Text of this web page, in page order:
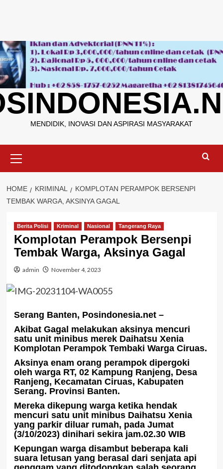
to
content
MENDIDIK, INOVASI DAN ASPIRASI MASYARAKAT
Menu
HOME KRIMINAL
KOMPLOTAN PERAMPOK BERSENPI
TEMBAK WARGA, AKSINYA GAGAL
Berita Polisi Kriminal Nasional Tangerang Raya
Komplotan Perampok Bersenpi
Tembak Warga, Aksinya Gagal
admin November 4, 2023
Serang Banten, Posindonesia.net –
Akibat Gagal melakukan aksinya mencuri
satu unit minibus merek Daihatsu Xenia
Komplotan Perampok Tembaki Warga Ciruas.
Aksinya enam orang perampok dipergoki
oleh warga RT, 02 Kampung Ranjeng, Desa
Ranjeng, Kecamatan Ciruas, Kabupaten
Serang. Provinsi Banten.
Mereka dikepung warga ketika hendak
mencuri satu unit minibus Daihatsu Xenia
yang parkir diluar rumah, pada Jumat
(3/10/2023) dinihari sekira jam.02.30 WIB
Kepungan warga disambut beberapa kali
suara letusan yang berasal dari senjata api